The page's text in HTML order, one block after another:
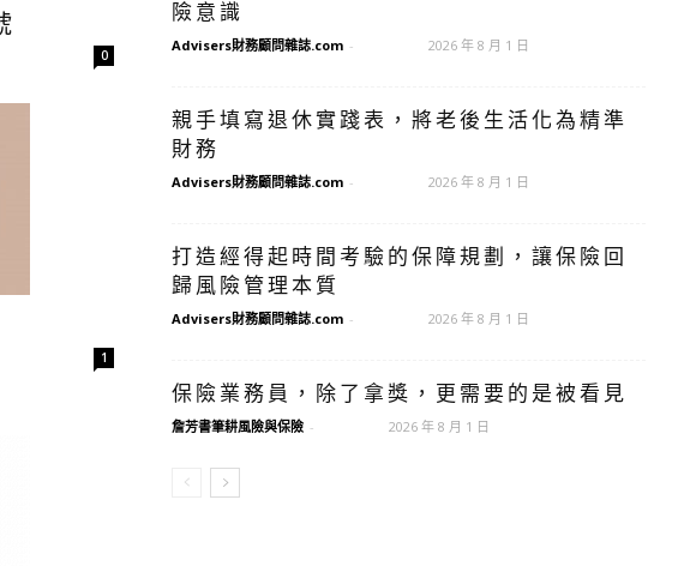
0
1
險意識
Advisers財務顧問雜誌.com - 2026 年 8 月 1 日
親手填寫退休實踐表，將老後生活化為精準
財務
Advisers財務顧問雜誌.com - 2026 年 8 月 1 日
打造經得起時間考驗的保障規劃，讓保險回
歸風險管理本質
Advisers財務顧問雜誌.com - 2026 年 8 月 1 日
保險業務員，除了拿獎，更需要的是被看見
詹芳書筆耕風險與保險 - 2026 年 8 月 1 日